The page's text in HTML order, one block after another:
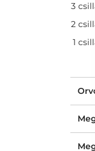
3
2
1